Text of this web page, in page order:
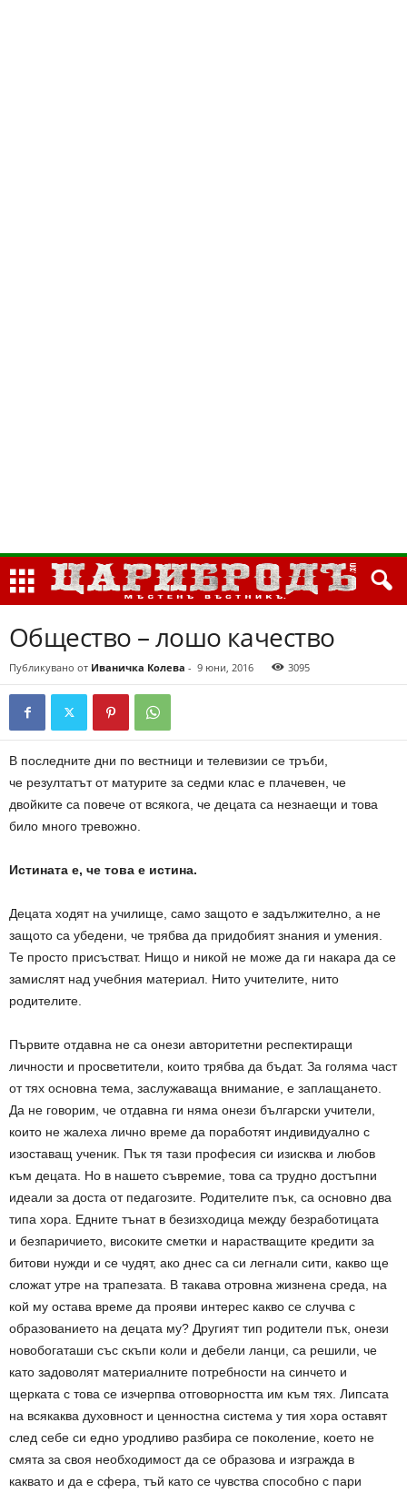
Общество – лошо качество
Публикувано от Иваничка Колева - 9 юни, 2016 3095
В последните дни по вестници и телевизии се тръби,
че резултатът от матурите за седми клас е плачевен, че
двойките са повече от всякога, че децата са незнаещи и това
било много тревожно.
Истината е, че това е истина.
Децата ходят на училище, само защото е задължително, а не
защото са убедени, че трябва да придобият знания и умения.
Те просто присъстват. Нищо и никой не може да ги накара да се
замислят над учебния материал. Нито учителите, нито
родителите.
Първите отдавна не са онези авторитетни респектиращи
личности и просветители, които трябва да бъдат. За голяма част
от тях основна тема, заслужаваща внимание, е заплащането.
Да не говорим, че отдавна ги няма онези български учители,
които не жалеха лично време да поработят индивидуално с
изоставащ ученик. Пък тя тази професия си изисква и любов
към децата. Но в нашето съвремие, това са трудно достъпни
идеали за доста от педагозите. Родителите пък, са основно два
типа хора. Едните тънат в безизходица между безработицата
и безпаричието, високите сметки и нарастващите кредити за
битови нужди и се чудят, ако днес са си легнали сити, какво ще
сложат утре на трапезата. В такава отровна жизнена среда, на
кой му остава време да прояви интерес какво се случва с
образованието на децата му? Другият тип родители пък, онези
новобогаташи със скъпи коли и дебели ланци, са решили, че
като задоволят материалните потребности на синчето и
щерката с това се изчерпва отговорността им към тях. Липсата
на всякаква духовност и ценностна система у тия хора оставят
след себе си едно уродливо разбира се поколение, което не
смята за своя необходимост да се образова и изгражда в
каквато и да е сфера, тъй като се чувства способно с пари